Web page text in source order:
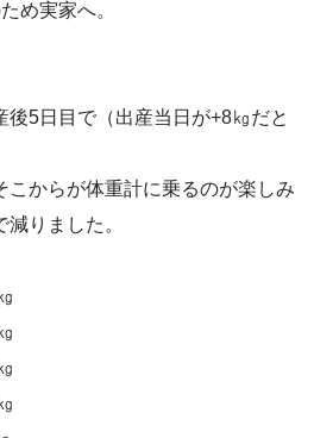
め実家へ。
後5日目で（出産当日が+8㎏だと
こからが体重計に乗るのが楽しみ
りました。